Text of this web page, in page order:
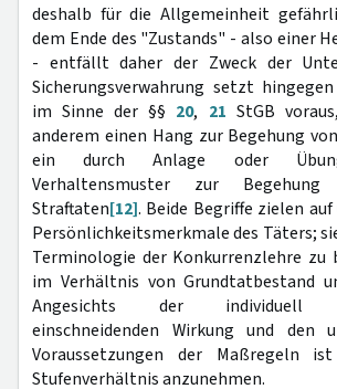
deshalb für die Allgemeinheit
dem Ende des "Zustands" - also einer
- entfällt daher der Zweck der
Sicherungsverwahrung setzt
im Sinne der §§ 20, 21 StGB
anderem einen Hang zur Begehung
ein durch Anlage oder
Verhaltensmuster zur
Straftaten[12]. Beide Begriffe zielen
Persönlichkeitsmerkmale des Täters;
Terminologie der Konkurrenzlehre zu
im Verhältnis von Grundtatbestand
Angesichts der individuell
einschneidenden Wirkung und den
Voraussetzungen der Maßregeln
Stufenverhältnis anzunehmen.